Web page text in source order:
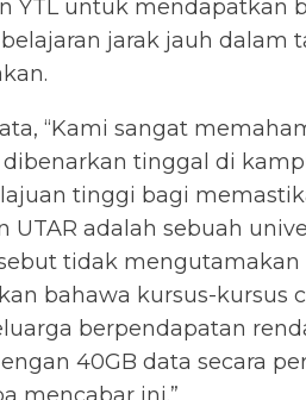
YTL untuk mendapatkan
jarak jauh dalam
“Kami sangat
tinggal di
tinggi bagi
adalah sebuah
tidak
bahawa kursus-kursus
berpendapatan
40GB data secara